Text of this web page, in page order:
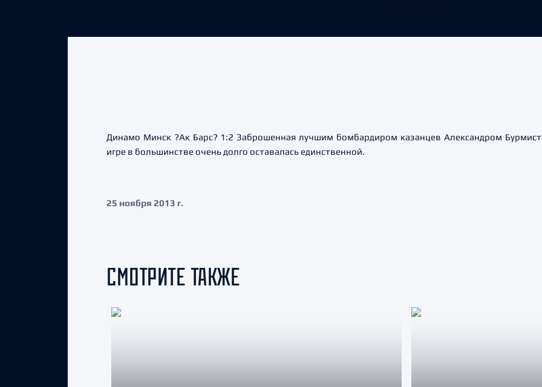
Динамо Минск ?Ак Барс? 1:2 Заброшенная лучшим бомбардиром казанцев Александром
игре в большинстве очень долго оставалась единственной.
25 ноября 2013 г.
СМОТРИТЕ ТАКЖЕ